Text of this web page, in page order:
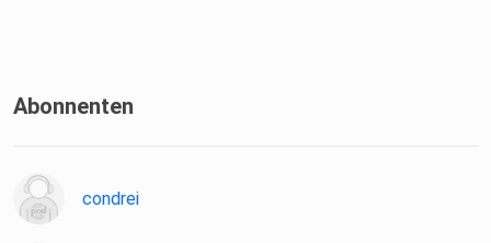
Abonnenten
condrei